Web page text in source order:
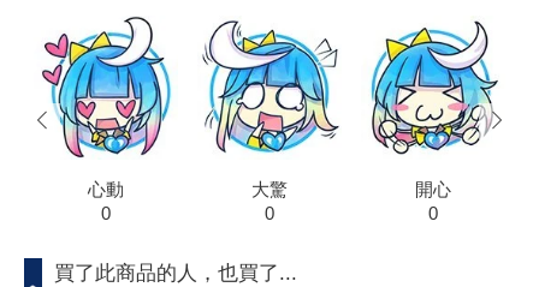
心動
0
大驚
0
開心
0
prev next
買了此商品的人，也買了...